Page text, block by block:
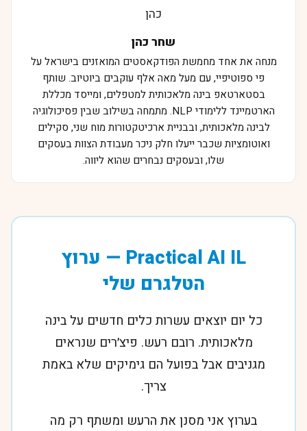
שחר כהן
מנחה את אחד מחמשת הפודקאסטים המואזנים בישראל על
פי ספוטיפיי, עם מעל מאה אלף עוקבים ביוטיוב. שותף
בסטארטאפ בינה מלאכותית למטפלים, ומייסד מכללת
הארטמיינד ללימודי NLP. מתמחה בשילוב שבין פסיכולוגיה
לבינה מלאכותית, ובבניית ארכיטקטורות מוח שני, סקילים
ואוטומציות שכבר ייעלו חלק ניכר מעבודת הצוות בעסקים
שלו, ובעסקים נבחרים שהוא ליווה.
Practical AI IL — ערוץ
הטלגרם שלי
כל יום יוצאים עשרות כלים חדשים על בינה
מלאכותית. רובם רעש. פיצ׳רים שנראים
מגניבים אבל בפועל הם גימיקים שלא באמת
צריך.
בערוץ אני מסנן את הרעש ומשתף רק מה